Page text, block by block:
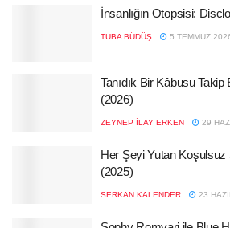
İnsanlığın Otopsisi:
TUBA BÜDÜŞ 5 TEMMUZ
Tanıdık Bir Kâbusu
(2026)
ZEYNEP İLAY ERKEN 29
Her Şeyi Yutan
(2025)
SERKAN KALENDER 23